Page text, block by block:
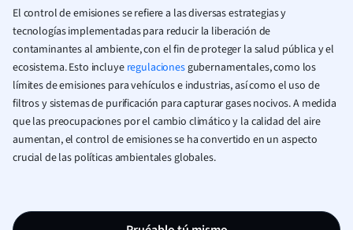
El control de emisiones se refiere a las diversas estrategias y
tecnologías implementadas para reducir la liberación de
contaminantes al ambiente, con el fin de proteger la salud pública y el
ecosistema. Esto incluye regulacionesgubernamentales, como los
límites de emisiones para vehículos e industrias, así como el uso de
filtros y sistemas de purificación para capturar gases nocivos. A medida
que las preocupaciones por el cambio climático y la calidad del aire
aumentan, el control de emisiones se ha convertido en un aspecto
crucial de las políticas ambientales globales.